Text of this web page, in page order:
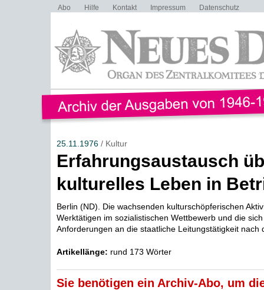
Abo Hilfe Kontakt Impressum Datenschutz
25.11.1976/ Kultur
Erfahrungsaustausch
kulturelles Leben in
Berlin (ND). Die wachsenden kulturschöpferischen
Werktätigen im sozialistischen Wettbewerb und die
Anforderungen an die staatliche Leitungstätigkeit nach
Artikellänge: rund 173 Wörter
Sie benötigen ein Archiv-Abo, um